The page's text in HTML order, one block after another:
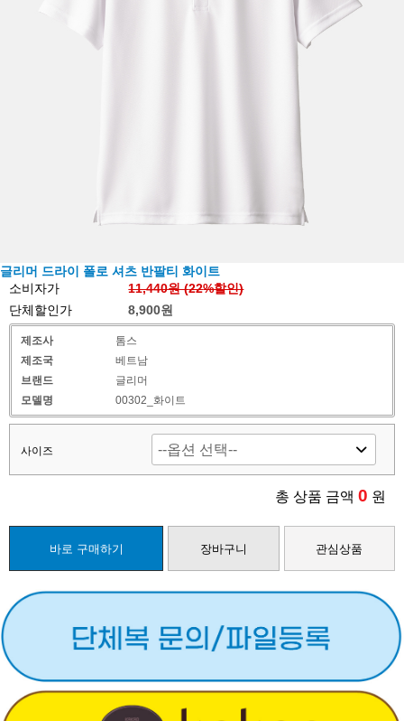
글리머 드라이 폴로 셔츠 반팔티 화이트
소비자가
11,440원 (22%할인)
단체할인가
8,900원
제조사
톰스
제조국
베트남
브랜드
글리머
모델명
00302_화이트
사이즈
총 상품 금액 0 원
바로 구매하기 장바구니 관심상품